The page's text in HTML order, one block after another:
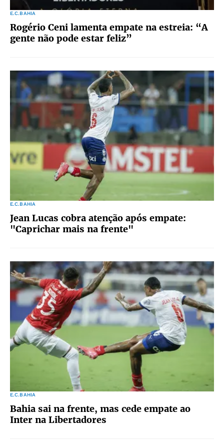
E.C.BAHIA
Rogério Ceni lamenta empate na estreia: “A
gente não pode estar feliz”
E.C.BAHIA
Jean Lucas cobra atenção após empate:
"Caprichar mais na frente"
E.C.BAHIA
Bahia sai na frente, mas cede empate ao
Inter na Libertadores